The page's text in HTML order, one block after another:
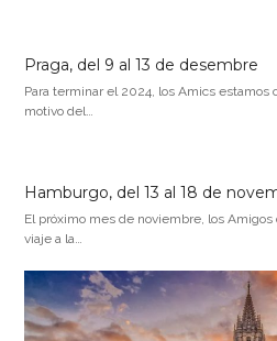
Praga, del 9 al 13 de desembre
Para terminar el 2024, los Amics estamos
motivo del…
Hamburgo, del 13 al 18 de
El próximo mes de noviembre, los
viaje a la…